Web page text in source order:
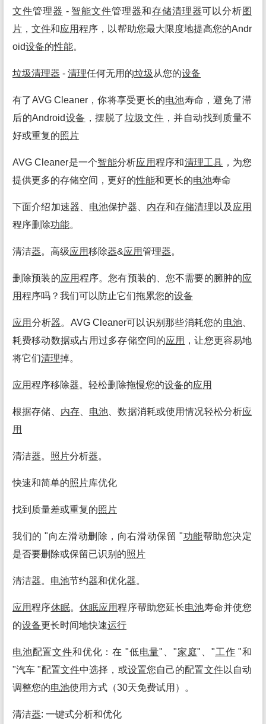
文件管理器 - 智能文件管理器和存储清理器可以分析图
片 ，文件和应用程序，以帮助您最大限度地提高您的Andr
oid设备的性能。
垃圾清理器 - 清理任何无用的垃圾 从您的设备
有了AVG Cleaner，你将享受更长的电池寿命，避免了滞
后的Android设备 ，摆脱了垃圾文件 ，并自动找到质量不
好或重复的照片
AVG Cleaner是一个智能分析应用程序和清理工具 ，为您
提供更多的存储空间，更好的性能和更长的电池寿命
下面介绍加速器 电池保护器 内存和存储清理 以及 应用
程序删除功能。
清洁器。高级应用移除器&应用管理器。
删除预装的应用程序。您有预装的、您不需要的臃肿的应
用程序吗？我们可以防止它们拖累您的设备
应用 分析器。AVG Cleaner可以识别那些消耗您的电池
耗费移动数据或占用过多存储空间的应用 ，让您更容易地
将它们清理掉。
应用程序移除器。轻松删除拖慢您的设备的应用
根据存储、 内存、 电池 、数据消耗或使用情况轻松分析应
用
清洁器。 照片分析器。
快速和简单的照片库优化
找到质量差或重复的照片
我们的 "向左滑动删除，向右滑动保留 "功能帮助您决定
是否要删除或保留已识别的照片
清洁器。 电池节约器和优化器。
应用程序休眠。 休眠应用程序帮助您延长电池寿命并使您
的设备更长时间地快速运行
电池配置文件和优化：在 "低电量"、"家庭"、"工作 "和
"汽车 "配置文件中选择，或设置您自己的配置文件以自动
调整您的电池使用方式（30天免费试用）。
清洁器: 一键式分析和优化